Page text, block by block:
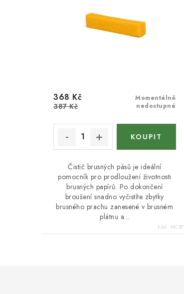
Momentálně
nedostupné
368 Kč
387 Kč
Čistič brusných pásů je ideální
pomocník pro prodloužení životnosti
brusných papírů. Po dokončení
broušení snadno vyčistíte zbytky
brusného prachu zanesené v brusném
plátnu a...
Kód: MCBP